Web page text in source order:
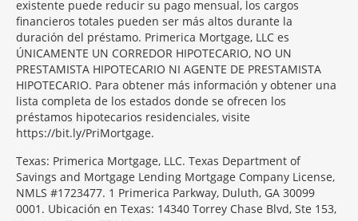
existente puede reducir su pago mensual, los cargos
financieros totales pueden ser más altos durante la
duración del préstamo. Primerica Mortgage, LLC es
ÚNICAMENTE UN CORREDOR HIPOTECARIO, NO UN
PRESTAMISTA HIPOTECARIO NI AGENTE DE PRESTAMISTA
HIPOTECARIO. Para obtener más información y obtener una
lista completa de los estados donde se ofrecen los
préstamos hipotecarios residenciales, visite
https://bit.ly/PriMortgage.
Texas: Primerica Mortgage, LLC. Texas Department of
Savings and Mortgage Lending Mortgage Company License,
NMLS #1723477. 1 Primerica Parkway, Duluth, GA 30099
0001. Ubicación en Texas: 14340 Torrey Chase Blvd, Ste 153,